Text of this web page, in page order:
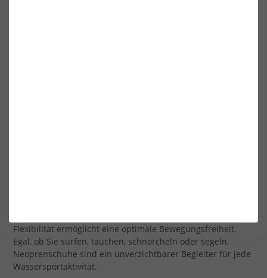
Flexibilität ermöglicht eine optimale Bewegungsfreiheit.
Egal, ob Sie surfen, tauchen, schnorcheln oder segeln,
Neoprenschuhe sind ein unverzichtbarer Begleiter für jede
Wassersportaktivität.